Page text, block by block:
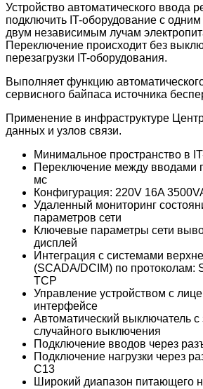
Устройство автоматического ввода
подключить IT-оборудование с
двум независимым лучам
Переключение происходит без
перезагрузки IT-оборудования.
Выполняет функцию
сервисного байпаса источника
Применение в инфраструктуре
данных и узлов связи.
Минимальное пространство в
Переключение между вводами
мс
Конфигурация: 220V 16A
Удаленный мониторинг
параметров сети
Ключевые параметры сети
дисплей
Интеграция с системами
(SCADA/DCIM) по протоколам:
TCP
Управление устройством с
интерфейсе
Автоматический выключатель с
случайного выключения
Подключение вводов через
Подключение нагрузки через
C13
Широкий диапазон питающего